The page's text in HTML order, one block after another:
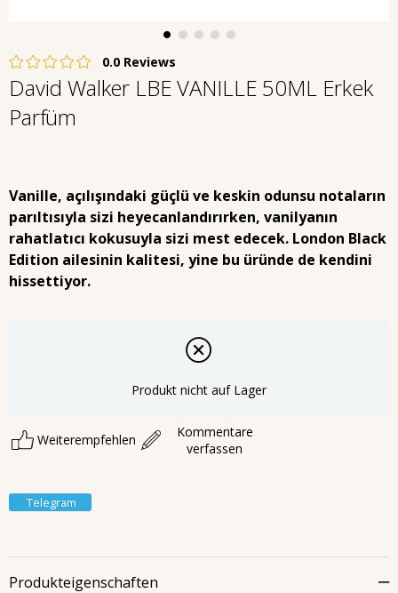
0.0
David Walker LBE VANILLE 50ML Erkek
Parfüm
Vanille, açılışındaki güçlü ve keskin odunsu notaların
parıltısıyla sizi heyecanlandırırken, vanilyanın
rahatlatıcı kokusuyla sizi mest edecek. London Black
Edition ailesinin kalitesi, yine bu üründe de kendini
hissettiyor.
Produkt nicht auf Lager
Weiterempfehlen
Kommentare
verfassen
Telegram
Produkteigenschaften